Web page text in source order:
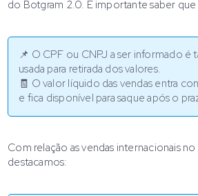
do Botgram 2.0. É importante saber que
📌 O CPF ou CNPJ a ser informado é
usada para retirada dos valores.
🧾 O valor líquido das vendas entra
e fica disponível para saque após o
Com relação as vendas internacionais
destacamos: